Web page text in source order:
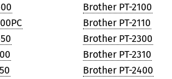
Brother PT-2100
Brother PT-2110
Brother PT-2300
Brother PT-2310
Brother PT-2400